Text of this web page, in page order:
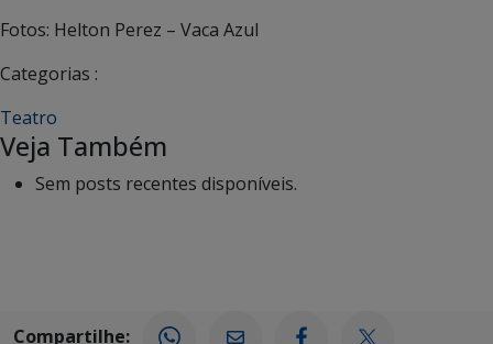
Fotos: Helton Perez – Vaca Azul
Categorias :
Teatro
Veja Também
Sem posts recentes disponíveis.
Compartilhe: